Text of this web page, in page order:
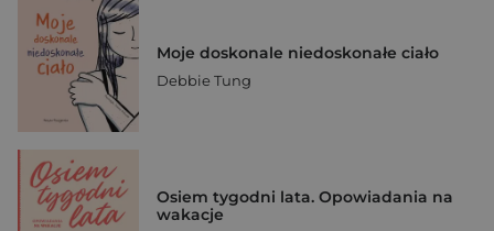
Moje doskonale niedoskonałe ciało
Debbie Tung
Osiem tygodni lata. Opowiadania na
wakacje